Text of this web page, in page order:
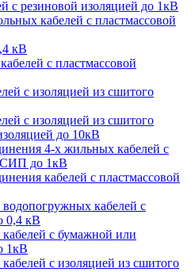
с резиновой изоляцией до 1кВ
кабелей с пластмассовой
кВ
с пластмассовой
с изоляцией из сшитого
с изоляцией из сшитого
до 10кВ
4-х жильных кабелей с
СИП до 1кВ
кабелей с пластмассовой
кабелей с
0,4 кВ
с бумажной или
1кВ
с изоляцией из сшитого